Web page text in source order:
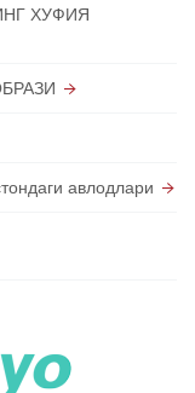
ХУФИЯ
авлодлари